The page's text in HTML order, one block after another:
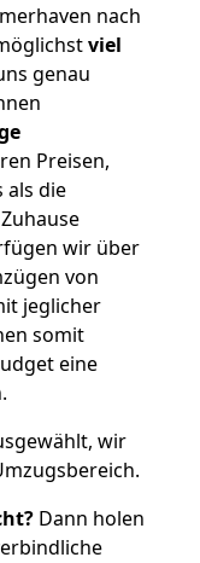
nach
viel
genau
Preisen,
als die
wir über
von
jeglicher
somit
eine
wir
Dann holen